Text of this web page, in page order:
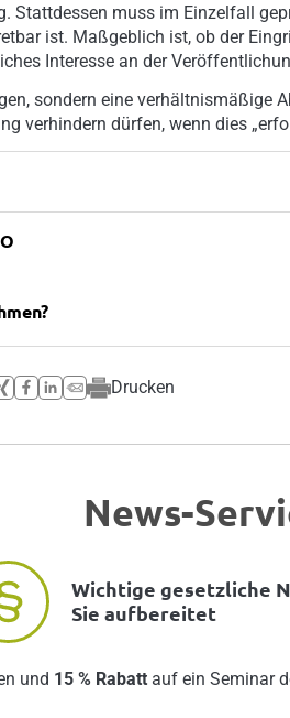
Stattdessen muss im Einzelfall
ist. Maßgeblich ist, ob der
Interesse an der
sondern eine verhältnismäßige
verhindern dürfen, wenn dies
Drucken
News-
Wichtige gesetzliche
Sie aufbereitet
und 15 % Rabatt auf ein Seminar